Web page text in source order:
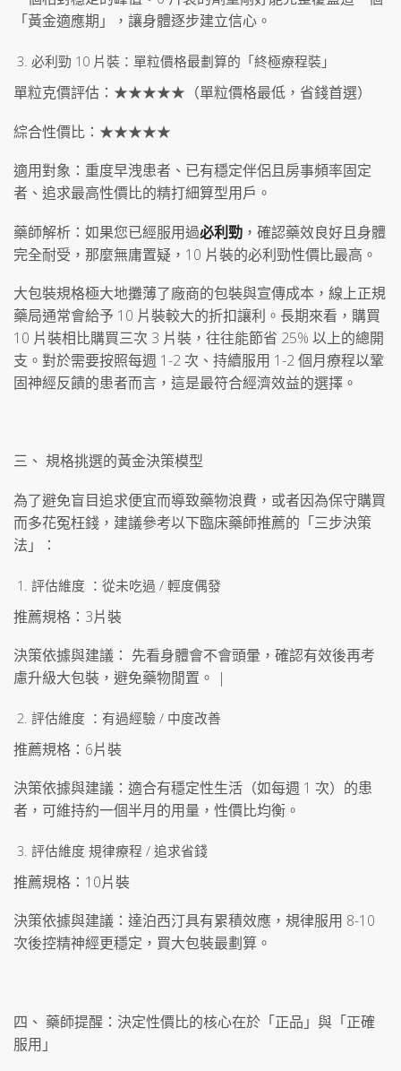
「黃金適應期」，讓身體逐步建立信心。
必利勁 10 片裝：單粒價格最劃算的「終極療程裝」
單粒克價評估：★★★★★（單粒價格最低，省錢首選）
綜合性價比：★★★★★
適用對象：重度早洩患者、已有穩定伴侶且房事頻率固定
者、追求最高性價比的精打細算型用戶。
藥師解析：如果您已經服用過必利勁 ，確認藥效良好且身體
完全耐受，那麼無庸置疑，10 片裝的必利勁性價比最高。
大包裝規格極大地攤薄了廠商的包裝與宣傳成本，線上正規
藥局通常會給予 10 片裝較大的折扣讓利。長期來看，購買
10 片裝相比購買三次 3 片裝，往往能節省 25% 以上的總開
支。對於需要按照每週 1-2 次、持續服用 1-2 個月療程以鞏
固神經反饋的患者而言，這是最符合經濟效益的選擇。
三、 規格挑選的黃金決策模型
為了避免盲目追求便宜而導致藥物浪費，或者因為保守購買
而多花冤枉錢，建議參考以下臨床藥師推薦的「三步決策
法」：
評估維度 ：從未吃過 / 輕度偶發
推薦規格：3片裝
決策依據與建議： 先看身體會不會頭暈，確認有效後再考
慮升級大包裝，避免藥物閒置。 |
評估維度 ：有過經驗 / 中度改善
推薦規格：6片裝
決策依據與建議：適合有穩定性生活（如每週 1 次）的患
者，可維持約一個半月的用量，性價比均衡。
評估維度 規律療程 / 追求省錢
推薦規格：10片裝
決策依據與建議：達泊西汀具有累積效應，規律服用 8-10
次後控精神經更穩定，買大包裝最劃算。
四、 藥師提醒：決定性價比的核心在於「正品」與「正確
服用」